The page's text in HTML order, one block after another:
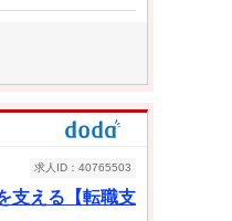
支える【転職支
求人ID：40765503